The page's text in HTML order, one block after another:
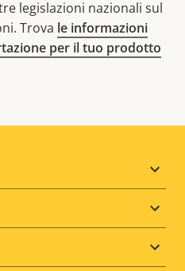
legislazioni nazionali sul
Trova le informazioni
per il tuo prodotto